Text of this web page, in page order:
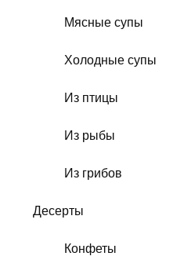
Мясные супы
Холодные супы
Из птицы
Из рыбы
Из грибов
Десерты
Конфеты